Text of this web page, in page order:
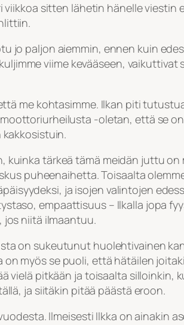
sitten lähetin hänelle viestin
jo paljon aiemmin, ennen kuin
viime kevääseen, vaikuttivat
me kohtasimme. Ilkan piti
-oletan, että se
tärkeä tämä meidän juttu on
puheenaihetta. Toisaalta
ja isojen valintojen
empaattisuus – Ilkalla jopa
niitä ilmaantuu.
on sukeutunut huolehtivainen
myös se puoli, että hätäilen
vielä pitkään ja toisaalta silloinkin,
ja siitäkin pitää päästä eroon.
Ilmeisesti Ilkka on ainakin